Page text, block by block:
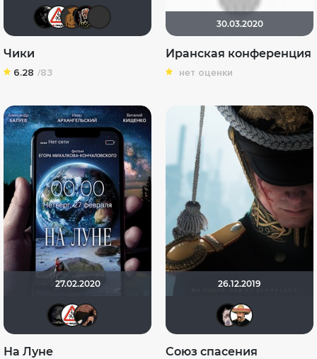
Lady_V Бомжара с дробовиком
apostal126
Чики
6.28 /83
30.03.2020
Иранская конференция
нет оценки
27.02.2020
На Луне
26.12.2019
Союз спасения